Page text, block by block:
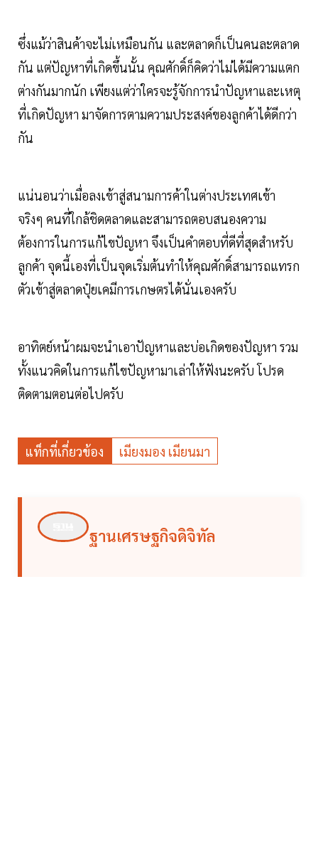
ซึ่งแม้ว่าสินค้าจะไม่เหมือนกัน และตลาดก็เป็นคนละตลาด
กัน แต่ปัญหาที่เกิดขึ้นนั้น คุณศักดิ์ก็คิดว่าไม่ได้มีความแตก
ต่างกันมากนัก เพียงแต่ว่าใครจะรู้จักการนำปัญหาและเหตุ
ที่เกิดปัญหา มาจัดการตามความประสงค์ของลูกค้าได้ดีกว่า
กัน
แน่นอนว่าเมื่อลงเข้าสู่สนามการค้าในต่างประเทศเข้า
จริงๆ คนที่ใกล้ชิดตลาดและสามารถตอบสนองความ
ต้องการในการแก้ไขปัญหา จึงเป็นคำตอบที่ดีที่สุดสำหรับ
ลูกค้า จุดนี้เองที่เป็นจุดเริ่มต้นทำให้คุณศักดิ์สามารถแทรก
ตัวเข้าสู่ตลาดปุ๋ยเคมีการเกษตรได้นั่นเองครับ
อาทิตย์หน้าผมจะนำเอาปัญหาและบ่อเกิดของปัญหา รวม
ทั้งแนวคิดในการแก้ไขปัญหามาเล่าให้ฟังนะครับ โปรด
ติดตามตอนต่อไปครับ
แท็กที่เกี่ยวข้อง เมียงมอง เมียนมา
ฐานเศรษฐกิจดิจิทัล